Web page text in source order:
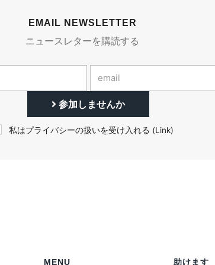
EMAIL NEWSLETTER
ニュースレターを購読する
参加しませんか
私はプライバシーの扱いを受け入れる (Link)
MENU 助けます